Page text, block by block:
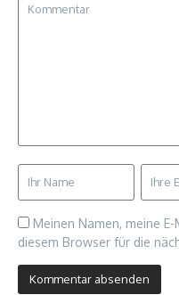
Meinen Namen, meine
diesem Browser für die